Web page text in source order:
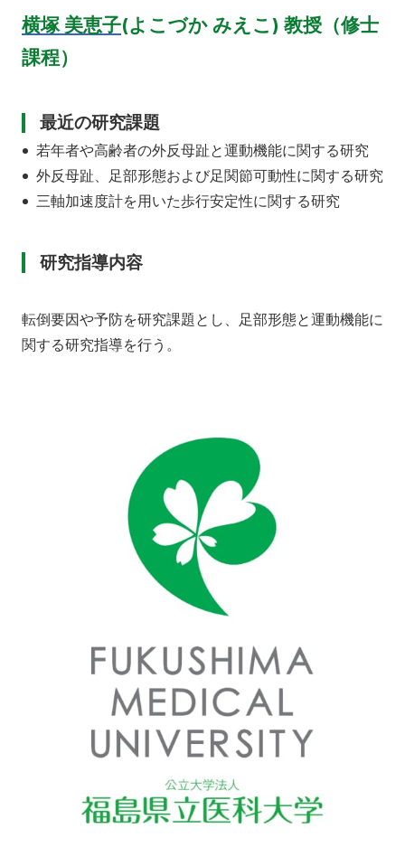
横塚 美恵子(よこづか みえこ) 教授（修士
課程）
最近の研究課題
若年者や高齢者の外反母趾と運動機能に関する研究
外反母趾、足部形態および足関節可動性に関する研究
三軸加速度計を用いた歩行安定性に関する研究
研究指導内容
転倒要因や予防を研究課題とし、足部形態と運動機能に
関する研究指導を行う。